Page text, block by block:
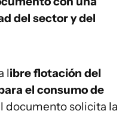
del sector y del
libre flotación del
el consumo de
documento solicita la